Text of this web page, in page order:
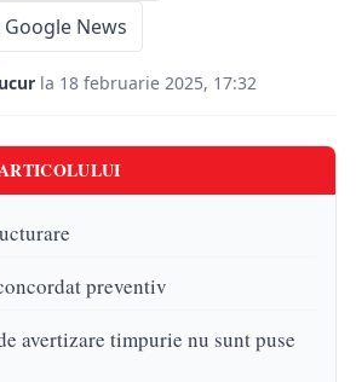
News
la 18 februarie 2025, 17:32
preventiv
avertizare timpurie nu sunt puse